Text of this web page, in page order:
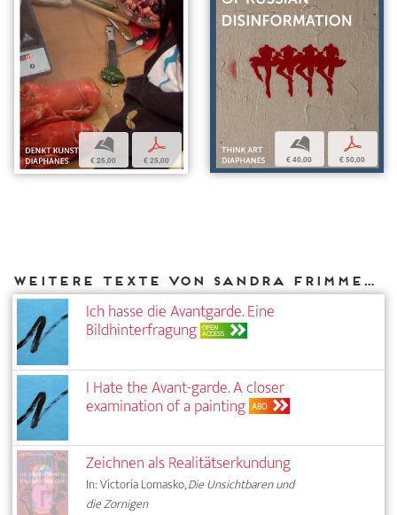
b
€ 25,00
p
€ 25,00
b
€ 40,00
p
€ 50,00
Weitere Texte von Sandra Frimmel bei DIAPHANES
Ich hasse die Avantgarde. Eine
Bildhinterfragung OPEN
ACCESS
I Hate the Avant-garde. A closer
examination of a painting ABO
Zeichnen als Realitätserkundung
In: Victoria Lomasko,Die Unsichtbaren und
die Zornigen